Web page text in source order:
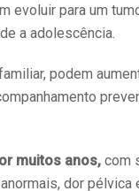
evoluir para um
a adolescência.
podem
muitos anos, com
dor